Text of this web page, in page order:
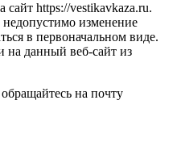
сайт https://vestikavkaza.ru.
изменение
в первоначальном виде.
на данный веб-сайт из
на почту